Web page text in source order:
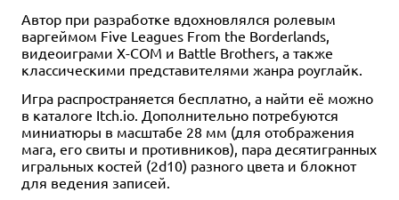
Автор при разработке вдохновлялся ролевым
варгеймом Five Leagues From the Borderlands,
видеоиграми X-COM и Battle Brothers, а также
классическими представителями жанра роуглайк.
Игра распространяется бесплатно, а найти её можно
в каталоге Itch.io. Дополнительно потребуются
миниатюры в масштабе 28 мм (для отображения
мага, его свиты и противников), пара десятигранных
игральных костей (2d10) разного цвета и блокнот
для ведения записей.